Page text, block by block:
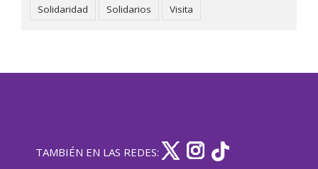
Solidaridad
Solidarios Visita
TAMBIÉN EN LAS REDES: